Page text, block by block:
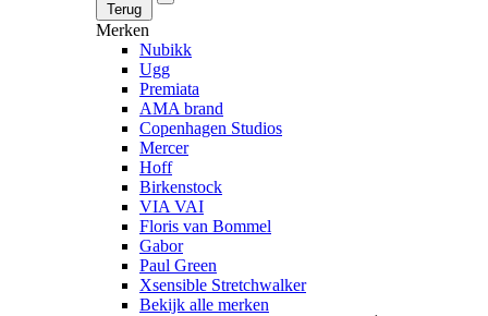
Terug
Merken
Nubikk
Ugg
Premiata
AMA brand
Copenhagen Studios
Mercer
Hoff
Birkenstock
VIA VAI
Floris van Bommel
Gabor
Paul Green
Xsensible Stretchwalker
Bekijk alle merken